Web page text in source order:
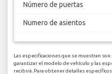
Número de puertas
Numero de asientos
Las especificaciones que se muestran
garantizar el modelo de vehículo y las
recibirá. Para obtener detalles